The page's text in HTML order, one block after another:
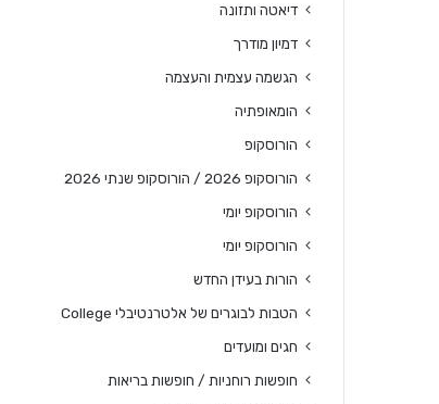
דיאטה ותזונה
דמיון מודרך
הגשמה עצמית והעצמה
הומאופתיה
הורוסקופ
הורוסקופ 2026 / הורוסקופ שנתי 2026
הורוסקופ יומי
הורוסקופ יומי
הורות בעידן החדש
הטבות לבוגרים של אלטרנטיבלי College
חגים ומועדים
חופשות רוחניות / חופשות בריאות